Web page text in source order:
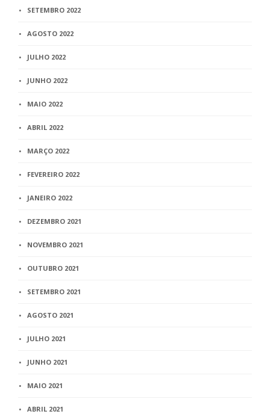
SETEMBRO 2022
AGOSTO 2022
JULHO 2022
JUNHO 2022
MAIO 2022
ABRIL 2022
MARÇO 2022
FEVEREIRO 2022
JANEIRO 2022
DEZEMBRO 2021
NOVEMBRO 2021
OUTUBRO 2021
SETEMBRO 2021
AGOSTO 2021
JULHO 2021
JUNHO 2021
MAIO 2021
ABRIL 2021